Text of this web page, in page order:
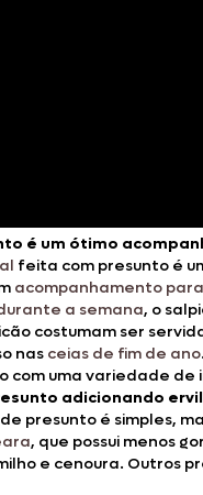
é um ótimo
feita com presunto é
acompanhamento
a semana, o
costumam ser
nas ceias de fim de ano
com uma variedade de
adicionando
presunto é simples,
, que possui menos
e cenoura. Outros